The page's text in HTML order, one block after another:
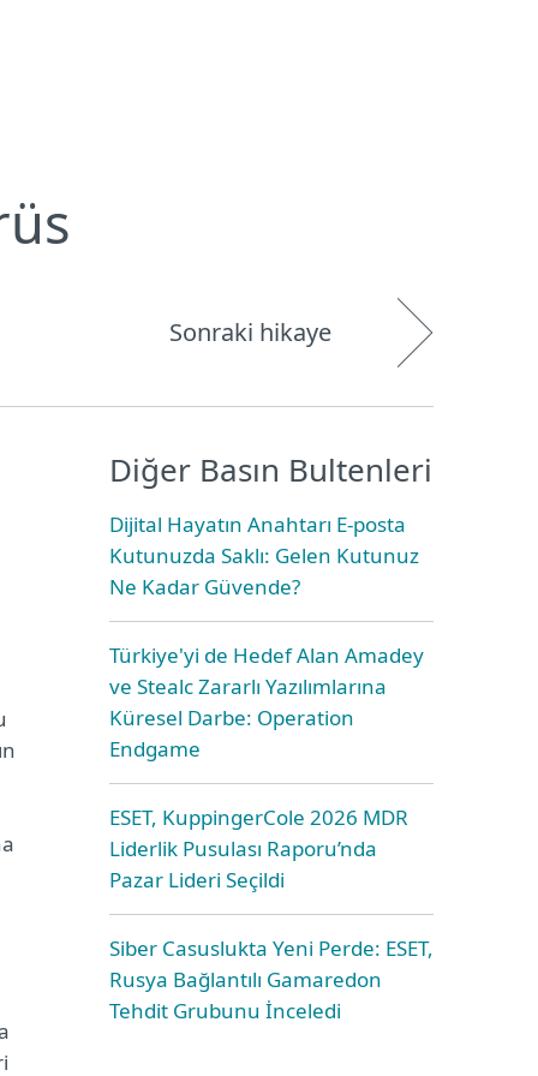
Sonraki hikaye
Diğer Basın Bultenleri
Dijital Hayatın Anahtarı E-posta
Kutunuzda Saklı: Gelen Kutunuz
Ne Kadar Güvende?
Türkiye'yi de Hedef Alan Amadey
ve Stealc Zararlı Yazılımlarına
Küresel Darbe: Operation
Endgame
ESET, KuppingerCole 2026 MDR
Liderlik Pusulası Raporu’nda
Pazar Lideri Seçildi
Siber Casuslukta Yeni Perde: ESET,
Rusya Bağlantılı Gamaredon
Tehdit Grubunu İnceledi